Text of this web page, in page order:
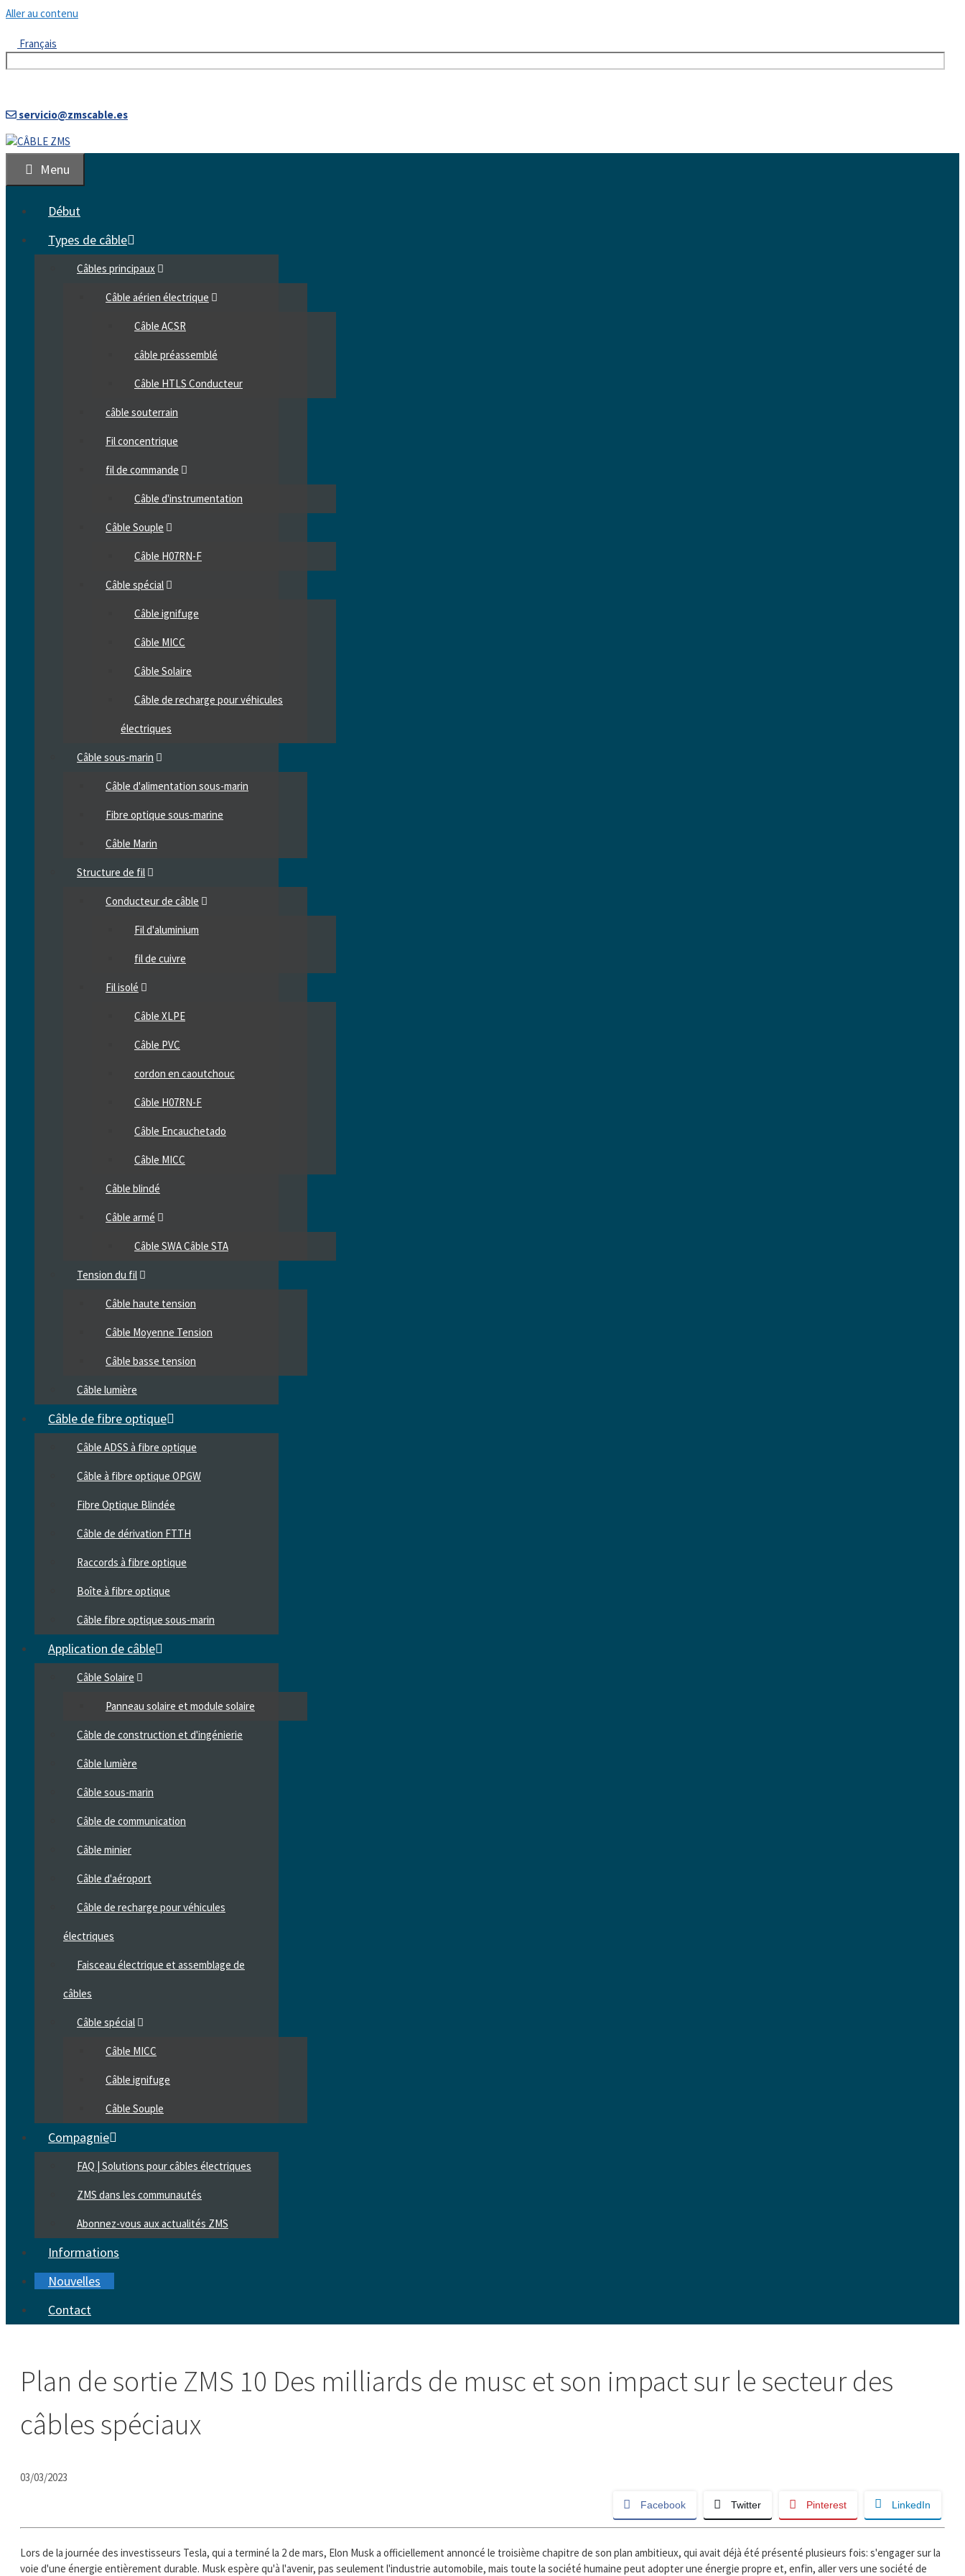
Aller au contenu
Français
servicio@zmscable.es
Menu
Début
Types de câble
Câbles principaux
Câble aérien électrique
Câble ACSR
câble préassemblé
Câble HTLS Conducteur
câble souterrain
Fil concentrique
fil de commande
Câble d'instrumentation
Câble Souple
Câble H07RN-F
Câble spécial
Câble ignifuge
Câble MICC
Câble Solaire
Câble de recharge pour véhicules
électriques
Câble sous-marin
Câble d'alimentation sous-marin
Fibre optique sous-marine
Câble Marin
Structure de fil
Conducteur de câble
Fil d'aluminium
fil de cuivre
Fil isolé
Câble XLPE
Câble PVC
cordon en caoutchouc
Câble H07RN-F
Câble Encauchetado
Câble MICC
Câble blindé
Câble armé
Câble SWA Câble STA
Tension du fil
Câble haute tension
Câble Moyenne Tension
Câble basse tension
Câble lumière
Câble de fibre optique
Câble ADSS à fibre optique
Câble à fibre optique OPGW
Fibre Optique Blindée
Câble de dérivation FTTH
Raccords à fibre optique
Boîte à fibre optique
Câble fibre optique sous-marin
Application de câble
Câble Solaire
Panneau solaire et module solaire
Câble de construction et d'ingénierie
Câble lumière
Câble sous-marin
Câble de communication
Câble minier
Câble d'aéroport
Câble de recharge pour véhicules
électriques
Faisceau électrique et assemblage de
câbles
Câble spécial
Câble MICC
Câble ignifuge
Câble Souple
Compagnie
FAQ | Solutions pour câbles électriques
ZMS dans les communautés
Abonnez-vous aux actualités ZMS
Informations
Nouvelles
Contact
Plan de sortie ZMS 10 Des milliards de musc et son impact sur le secteur des
câbles spéciaux
03/03/2023
Facebook Twitter Pinterest LinkedIn
Lors de la journée des investisseurs Tesla, qui a terminé la 2 de mars, Elon Musk a officiellement annoncé le troisième chapitre de son plan ambitieux, qui avait déjà été présenté plusieurs fois: s'engager sur la
voie d'une énergie entièrement durable. Musk espère qu'à l'avenir, pas seulement l'industrie automobile, mais toute la société humaine peut adopter une énergie propre et, enfin, aller vers une société de